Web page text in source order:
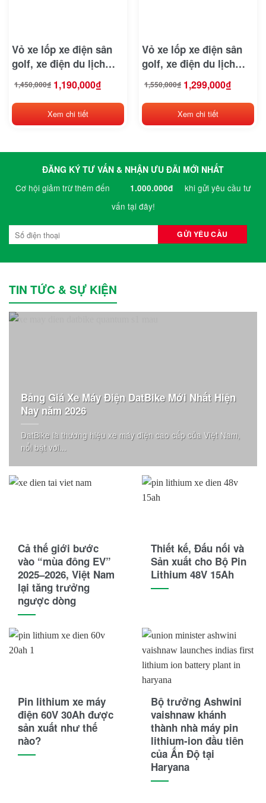
BMW
Bridgestone
BYD
Crown
Detech
Eagle
Ford
Habaco
Hancook
Hangcha
HKBike
Hyundai
Vỏ xe lốp xe điện sân
golf, xe điện du lịch
18×8.50-8 V3504 4PR/TL
hàng cao cấp tiêu
chuẩn xuất khẩu Âu Mỹ
1,450,000₫
Giá
gốc
1,450,000₫.
1,190,000₫
Giá
hiện
là:
1,190,000₫.
Xem chi tiết
Vỏ xe lốp xe điện sân
golf, xe điện du lịch
18×8.50-8 V3504 6PR/TL
hàng cao cấp tiêu
chuẩn xuất khẩu Âu Mỹ
1,550,000₫
Giá
gốc
1,550,000₫.
1,299,000₫
Giá
hiện
là:
1,299,000₫.
Xem chi tiết
ĐĂNG KÝ TƯ VẤN & NHẬN ƯU ĐÃI MỚI NHẤT
Cơ hội giảm trừ thêm đến
1.000.000đ
khi gửi yêu cầu tư
vấn tại đây!
TIN TỨC & SỰ KIỆN
Bảng Giá Xe Máy Điện DatBike Mới Nhất Hiện
Nay năm 2026
DatBike là thương hiệu xe máy điện cao cấp của Việt Nam,
nổi bật với...
Cả thế giới bước
vào “mùa đông EV”
2025–2026, Việt Nam
lại tăng trưởng
ngược dòng
Thiết kế, Đấu nối và
Sản xuất cho Bộ Pin
Lithium 48V 15Ah
Pin lithium xe máy
điện 60V 30Ah được
sản xuất như thế
nào?
Bộ trưởng Ashwini
vaishnaw khánh
thành nhà máy pin
lithium-ion đầu tiên
của Ấn Độ tại
Haryana